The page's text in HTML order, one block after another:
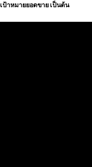
ป้าหมายยอดขาย เป็นต้น